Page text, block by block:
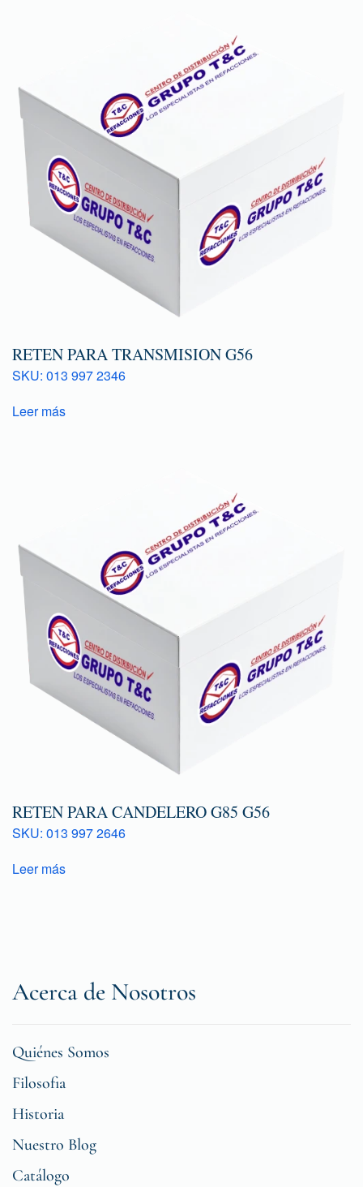
RETEN PARA TRANSMISION G56
SKU: 013 997 2346
Leer más
RETEN PARA CANDELERO G85 G56
SKU: 013 997 2646
Leer más
Acerca de Nosotros
Quiénes Somos
Filosofia
Historia
Nuestro Blog
Catálogo